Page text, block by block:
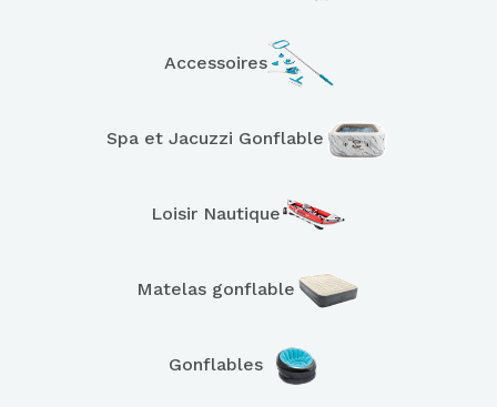
Accessoires
Spa et Jacuzzi Gonflable
Loisir Nautique
Matelas gonflable
Gonflables